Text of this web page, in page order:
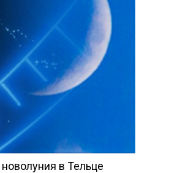
в Тельце